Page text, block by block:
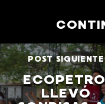
POST SIGUIENTE
LLEVÓ